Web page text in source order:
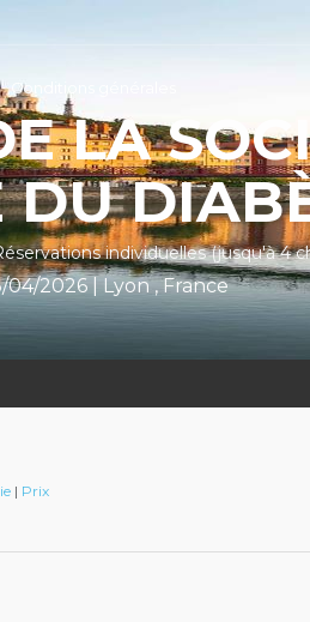
Conditions générales
LA
DU
individuelles (jusqu'à 4
04/2026 | Lyon , France
| Prix